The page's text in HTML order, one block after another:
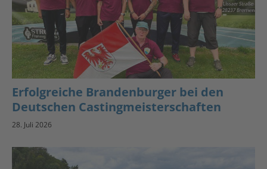
Erfolgreiche Brandenburger bei den
Deutschen Castingmeisterschaften
28. Juli 2026